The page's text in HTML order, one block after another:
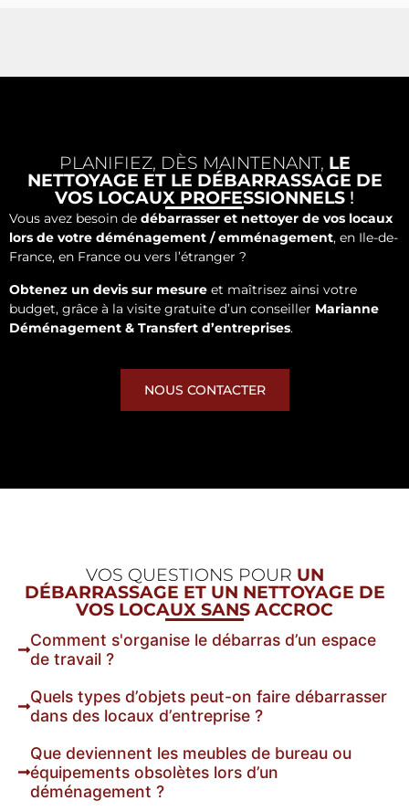
PLANIFIEZ, DÈS MAINTENANT, LE
NETTOYAGE ET LE DÉBARRASSAGE DE
VOS LOCAUX PROFESSIONNELS !
Vous avez besoin de débarrasser et nettoyer de vos locaux
lors de votre déménagement / emménagement, en Ile-de-
France, en France ou vers l’étranger ?
Obtenez un devis sur mesure et maîtrisez ainsi votre
budget, grâce à la visite gratuite d’un conseiller Marianne
Déménagement & Transfert d’entreprises.
NOUS CONTACTER
VOS QUESTIONS POUR UN
DÉBARRASSAGE ET UN NETTOYAGE DE
VOS LOCAUX SANS ACCROC
Comment s'organise le débarras d’un espace
de travail ?
Quels types d’objets peut-on faire débarrasser
dans des locaux d’entreprise ?
Que deviennent les meubles de bureau ou
équipements obsolètes lors d’un
déménagement ?